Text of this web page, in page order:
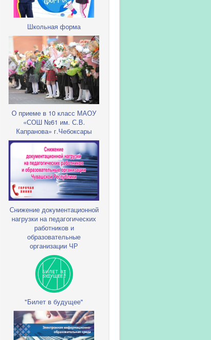
Школьная форма
О приеме в 10 класс МАОУ
«СОШ №61 им. С.В.
Капранова» г.Чебоксары
Снижение документационной
нагрузки на педагогических
работников и
образовательные
организации ЧР
"Билет в будущее"